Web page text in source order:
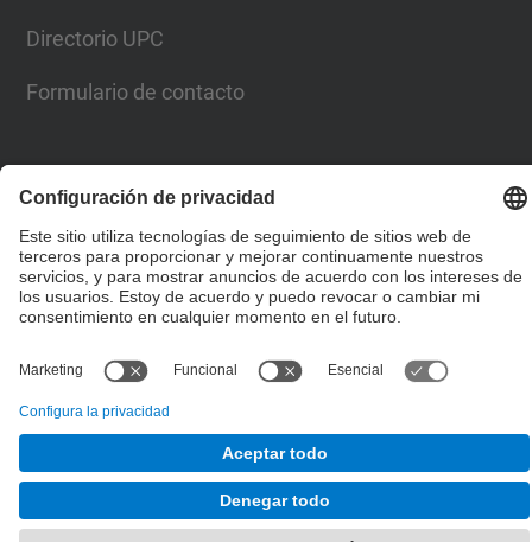
Directorio UPC
Formulario de contacto
Lista Redes Sociales
Desarrollado con
Mapa del Sitio
Configuración de privacidad